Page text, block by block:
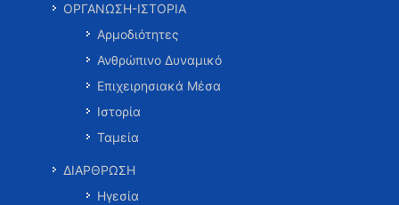
ΟΡΓΑΝΩΣΗ-ΙΣΤΟΡΙΑ
Αρμοδιότητες
Ανθρώπινο Δυναμικό
Επιχειρησιακά Μέσα
Ιστορία
Ταμεία
ΔΙΑΡΘΡΩΣΗ
Ηγεσία